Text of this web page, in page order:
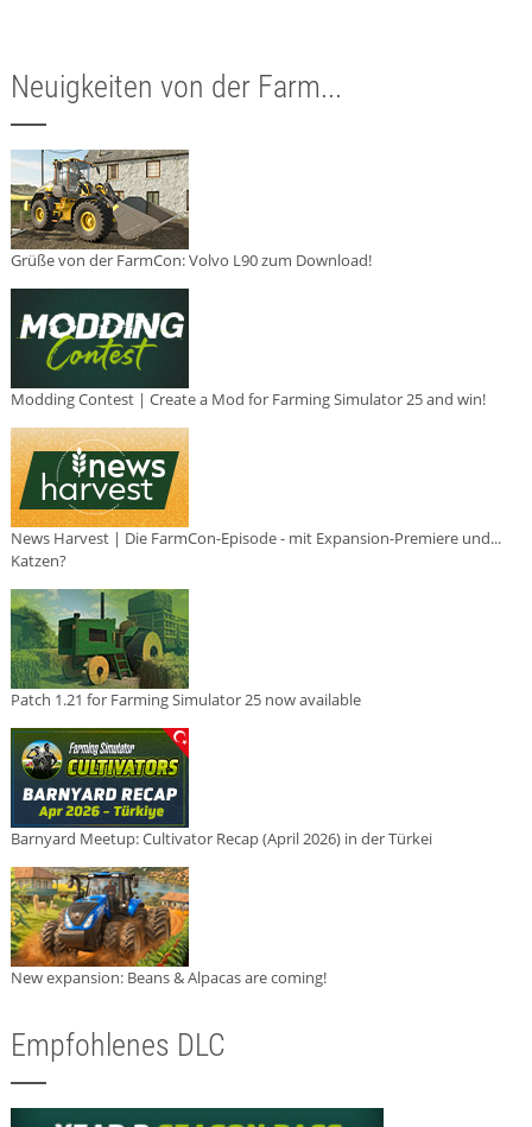
Neuigkeiten von der Farm...
Grüße von der FarmCon: Volvo L90 zum Download!
Modding Contest | Create a Mod for Farming Simulator 25 and win!
News Harvest | Die FarmCon-Episode - mit Expansion-Premiere und...
Katzen?
Patch 1.21 for Farming Simulator 25 now available
Barnyard Meetup: Cultivator Recap (April 2026) in der Türkei
New expansion: Beans & Alpacas are coming!
Empfohlenes DLC